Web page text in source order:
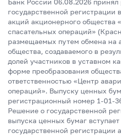
Банк России 06.08.2026
государственной регистрации
акций акционерного общества
спасательных операций»
размещаемых путем обмена на
общества, создаваемого в
долей участников в уставном
форме преобразования
ответственностью «Центр
операций». Выпуску ценных
регистрационный номер 1-01-
Решение о государственной
выпуска ценных бумаг
государственной регистрации